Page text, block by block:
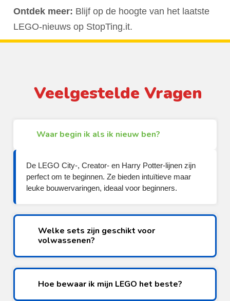
Ontdek meer: Blijf op de hoogte van het laatste
LEGO-nieuws op StopTing.it.
Veelgestelde Vragen
Waar begin ik als ik nieuw ben?
De LEGO City-, Creator- en Harry Potter-lijnen zijn
perfect om te beginnen. Ze bieden intuïtieve maar
leuke bouwervaringen, ideaal voor beginners.
Welke sets zijn geschikt voor
volwassenen?
Hoe bewaar ik mijn LEGO het beste?